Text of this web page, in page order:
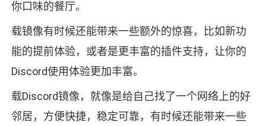
你口味的餐厅。
载镜像有时候还能带来一些额外的惊喜，比如新功
能的提前体验，或者是更丰富的插件支持，让你的
Discord使用体验更加丰富。
载Discord镜像，就像是给自己找了一个网络上的好
邻居，方便快捷，稳定可靠，有时候还能带来一些